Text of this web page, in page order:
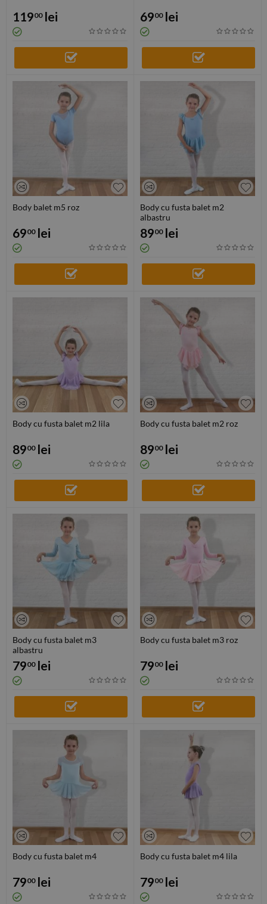
11900 lei 6900 lei
Body balet m5 roz
6900 lei
Body cu fusta balet m2
albastru
8900 lei
Body cu fusta balet m2 lila
8900 lei
Body cu fusta balet m2 roz
8900 lei
Body cu fusta balet m3
albastru
7900 lei
Body cu fusta balet m3 roz
7900 lei
Body cu fusta balet m4
7900 lei
Body cu fusta balet m4 lila
7900 lei